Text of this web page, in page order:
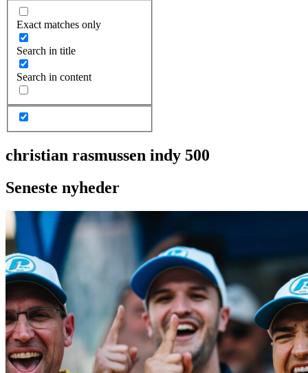
Exact matches only
Search in title
Search in content
christian rasmussen indy 500
Seneste nyheder